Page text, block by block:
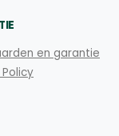
en garantie